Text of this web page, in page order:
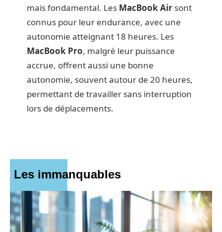
mais fondamental. Les MacBook Air sont
connus pour leur endurance, avec une
autonomie atteignant 18 heures. Les
MacBook Pro, malgré leur puissance
accrue, offrent aussi une bonne
autonomie, souvent autour de 20 heures,
permettant de travailler sans interruption
lors de déplacements.
Les immanquables